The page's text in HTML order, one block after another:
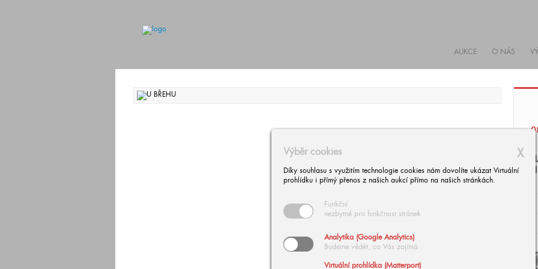
AUKCE O NÁS
X
Výběr cookies
Díky souhlasu s využitím technologie cookies nám dovolíte ukázat Virtuální
prohlídku i přímý přenos z našich aukcí přímo na našich stránkách.
Funkční
nezbytné pro funkčnost stránek
Analytika (Google Analytics)
Budeme vědět, co Vás zajímá
Virtuální prohlídka (Matterport)